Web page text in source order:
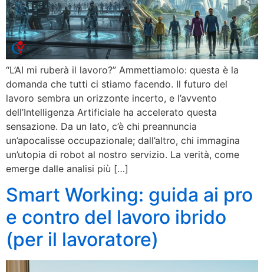
“L’AI mi ruberà il lavoro?” Ammettiamolo: questa è la
domanda che tutti ci stiamo facendo. Il futuro del
lavoro sembra un orizzonte incerto, e l’avvento
dell’Intelligenza Artificiale ha accelerato questa
sensazione. Da un lato, c’è chi preannuncia
un’apocalisse occupazionale; dall’altro, chi immagina
un’utopia di robot al nostro servizio. La verità, come
emerge dalle analisi più […]
Smart Working: guida ai pro
e contro del lavoro ibrido
(per il lavoratore)